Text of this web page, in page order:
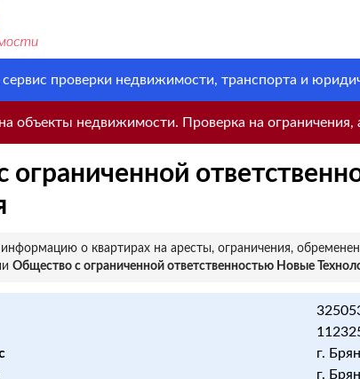
сервис проверки недвижимости, транспорта и
объекты недвижимости. Проверка на
ограниченной
о квартирах на аресты, ограничения,
Общество с ограниченной ответственностью Новые
г.
г.